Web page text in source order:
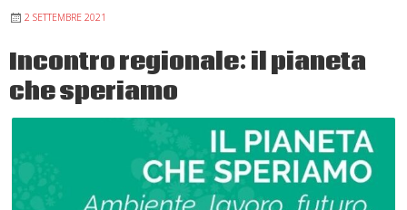
2 SETTEMBRE 2021
Incontro regionale: il pianeta
che speriamo